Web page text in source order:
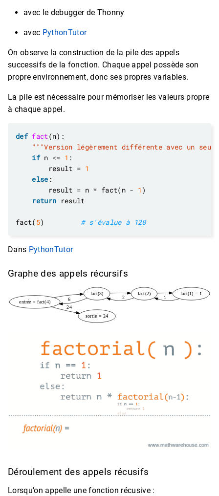
avec le debugger de Thonny
avec PythonTutor
On observe la construction de la pile des appels
successifs de la fonction. Chaque appel possède son
propre environnement, donc ses propres variables.
La pile est nécessaire pour mémoriser les valeurs propre
à chaque appel.
def fact
"""Version légèrement différente avec un
if n <= 1
        result
= 1
else
        result
= n * fact(n - 1
return
fact( 5) # s'évalue à 120
Dans PythonTutor
Graphe des appels récursifs
entrée = fact(4)
fact(3)
sortie = 24
24
6
fact(2)
2
fact(1) = 1
1
Déroulement des appels récusifs
Lorsqu’on appelle une fonction récusive :